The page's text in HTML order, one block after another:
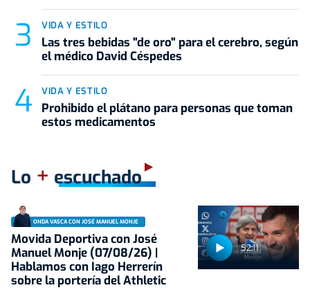
VIDA Y ESTILO
Las tres bebidas "de oro" para el cerebro, según
el médico David Céspedes
VIDA Y ESTILO
Prohibido el plátano para personas que toman
estos medicamentos
Lo + escuchado
52:11
ONDA VASCA CON JOSÉ MANUEL MONJE
Movida Deportiva con José
Manuel Monje (07/08/26) |
Hablamos con Iago Herrerín
sobre la portería del Athletic